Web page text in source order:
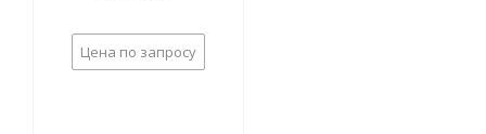
Цена по запросу